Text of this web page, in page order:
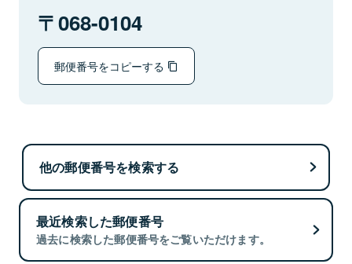
068-0104
郵便番号をコピーする
他の郵便番号を検索する
最近検索した郵便番号
過去に検索した郵便番号をご覧いただけます。